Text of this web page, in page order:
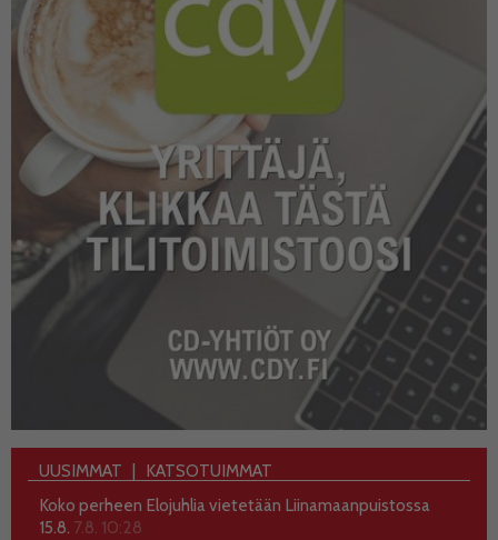
UUSIMMAT
KATSOTUIMMAT
Koko perheen Elojuhlia vietetään Liinamaanpuistossa
15.8. 7.8. 10:28